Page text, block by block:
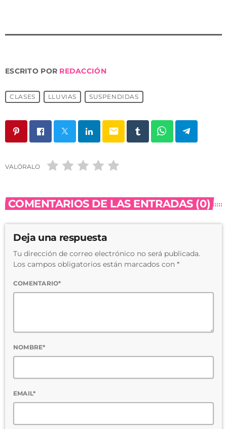
ESCRITO POR REDACCIÓN
CLASES LLUVIAS SUSPENDIDAS
email
VALÓRALO
COMENTARIOS DE LAS ENTRADAS (0)
Deja una respuesta
Tu dirección de correo electrónico no será publicada.
Los campos obligatorios están marcados con *
COMENTARIO*
NOMBRE*
EMAIL*